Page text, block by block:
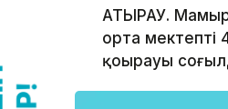
АТЫРАУ.
орта мектепті
қоңырауы